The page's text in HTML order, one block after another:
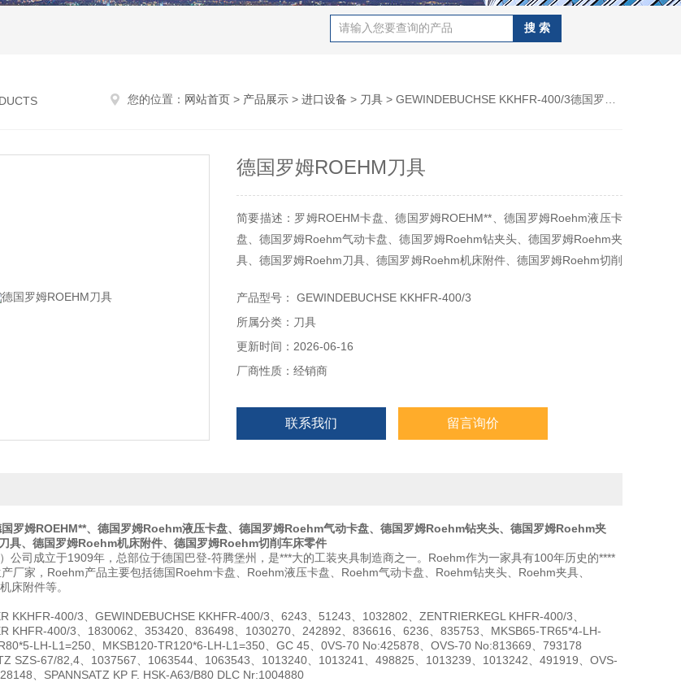
您的位置： 网站首页 > 产品展示 > 进口设备 > 刀具 > GEWINDEBUCHSE KKHFR-400/3德国罗姆ROEHM刀具
德国罗姆ROEHM刀具
简要描述：罗姆ROEHM卡盘、德国罗姆ROEHM**、德国罗姆Roehm液压卡
盘、德国罗姆Roehm气动卡盘、德国罗姆Roehm钻夹头、德国罗姆Roehm夹
具、德国罗姆Roehm刀具、德国罗姆Roehm机床附件、德国罗姆Roehm切削
Roehm GmbH（罗姆）公司成立于1909年，总部位于德国巴登-符腾堡州，
是***大的工装夹具制造商之一。Roehm作为一家具有100年历史的****的机床
夹具、
产品型号： GEWINDEBUCHSE KKHFR-400/3
所属分类：刀具
更新时间：2026-06-16
厂商性质：经销商
联系我们 留言询价
罗姆ROEHM**、德国罗姆Roehm液压卡盘、德国罗姆Roehm气动卡盘、德国罗姆Roehm钻夹头、德国罗姆Roehm夹
刀具、德国罗姆Roehm机床附件、德国罗姆Roehm切削车床零件
公司成立于1909年，总部位于德国巴登-符腾堡州，是***大的工装夹具制造商之一。Roehm作为一家具有100年历史的****
厂家，Roehm产品主要包括德国Roehm卡盘、Roehm液压卡盘、Roehm气动卡盘、Roehm钻夹头、Roehm夹具、
床附件等。
KKHFR-400/3、GEWINDEBUCHSE KKHFR-400/3、6243、51243、1032802、ZENTRIERKEGL KHFR-400/3、
KHFR-400/3、1830062、353420、836498、1030270、242892、836616、6236、835753、MKSB65-TR65*4-LH-
LH-L1=250、MKSB120-TR120*6-LH-L1=350、GC 45、0VS-70 No:425878、OVS-70 No:813669、793178
SZS-67/82,4、1037567、1063544、1063543、1013240、1013241、498825、1013239、1013242、491919、OVS-
、SPANNSATZ KP F. HSK-A63/B80 DLC Nr:1004880